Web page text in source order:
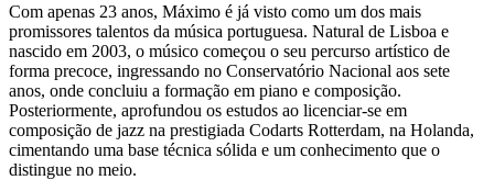
Com apenas 23 anos, Máximo é já visto como um dos mais
promissores talentos da música portuguesa. Natural de Lisboa e
nascido em 2003, o músico começou o seu percurso artístico de
forma precoce, ingressando no Conservatório Nacional aos sete
anos, onde concluiu a formação em piano e composição.
Posteriormente, aprofundou os estudos ao licenciar-se em
composição de jazz na prestigiada Codarts Rotterdam, na Holanda,
cimentando uma base técnica sólida e um conhecimento que o
distingue no meio.